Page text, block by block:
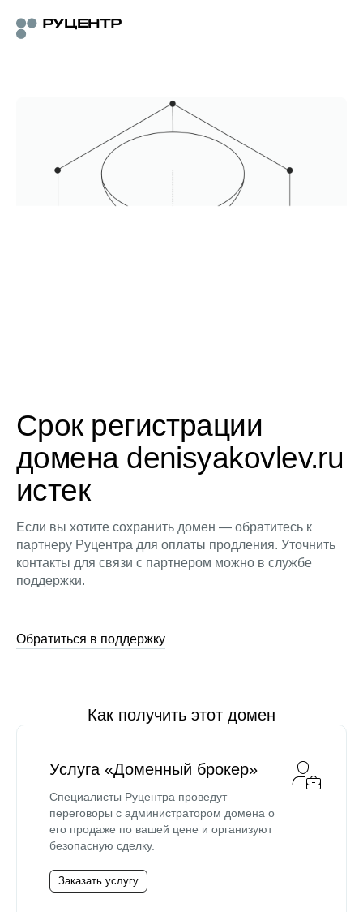
Срок регистрации
домена denisyakovlev.ru
истек
Если вы хотите сохранить домен — обратитесь к
партнеру Руцентра для оплаты продления. Уточнить
контакты для связи с партнером можно в службе
поддержки.
Обратиться в поддержку
Как получить этот домен
Услуга «Доменный брокер»
Специалисты Руцентра проведут
переговоры с администратором домена о
его продаже по вашей цене и организуют
безопасную сделку.
Заказать услугу